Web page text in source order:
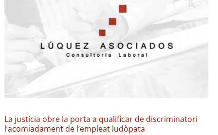
La justícia obre la porta a qualificar de discriminatori
l’acomiadament de l’empleat ludòpata